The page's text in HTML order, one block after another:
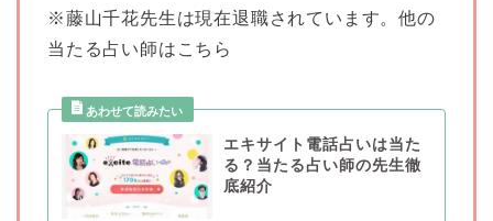
※藤山千花先生は現在退職されています。他の
当たる占い師はこちら
エキサイト電話占いは当た
る？当たる占い師の先生徹
底紹介